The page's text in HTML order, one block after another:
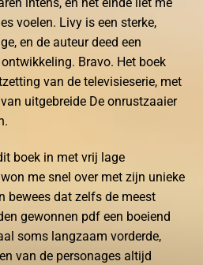
intens, en het einde liet me
voelen. Livy is een sterke,
en de auteur deed een
Bravo. Het boek
van de televisieserie, met
uitgebreide De onrustzaaier
boek in met vrij lage
me snel over met zijn unieke
bewees dat zelfs de meest
gewonnen pdf een boeiend
soms langzaam vorderde,
van de personages altijd